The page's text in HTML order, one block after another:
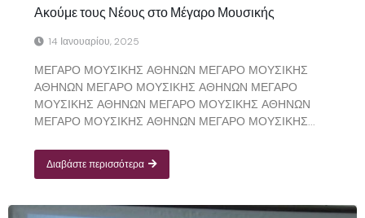
Ακούμε τους Νέους στο Μέγαρο Μουσικής
14 Ιανουαρίου, 2025
ΜΕΓΑΡΟ ΜΟΥΣΙΚΗΣ ΑΘΗΝΩΝ ΜΕΓΑΡΟ ΜΟΥΣΙΚΗΣ
ΑΘΗΝΩΝ ΜΕΓΑΡΟ ΜΟΥΣΙΚΗΣ ΑΘΗΝΩΝ ΜΕΓΑΡΟ
ΜΟΥΣΙΚΗΣ ΑΘΗΝΩΝ ΜΕΓΑΡΟ ΜΟΥΣΙΚΗΣ ΑΘΗΝΩΝ
ΜΕΓΑΡΟ ΜΟΥΣΙΚΗΣ ΑΘΗΝΩΝ ΜΕΓΑΡΟ ΜΟΥΣΙΚΗΣ...
Διαβάστε περισσότερα